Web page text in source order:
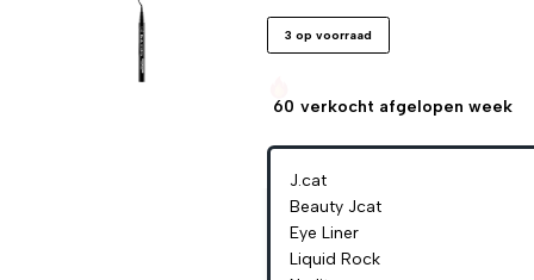
3 op voorraad
60 verkocht afgelopen week
J.cat
Beauty Jcat
Eye Liner
Liquid Rock